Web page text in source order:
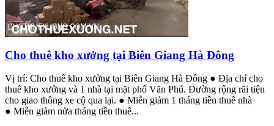
Cho thuê kho xưởng tại Biên Giang Hà Đông
Vị trí: Cho thuê kho xưởng tại Biên Giang Hà Đông ● Địa chỉ cho
thuê kho xưởng và 1 nhà tại mặt phố Văn Phú. Đường rộng rãi tiện
cho giao thông xe cộ qua lại. ● Miễn giảm 1 tháng tiền thuê nhà
● Miễn giảm nửa tháng tiền thuê...